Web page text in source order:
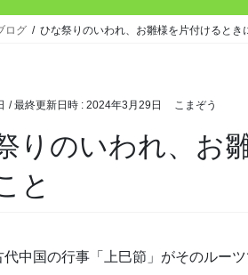
ログ ひな祭りのいわれ、お雛様を片付けるとき
/ 最終更新日時 : 2024年3月29日 こまぞう
りのいわれ、お
と
代中国の行事「上巳節」がそのルー